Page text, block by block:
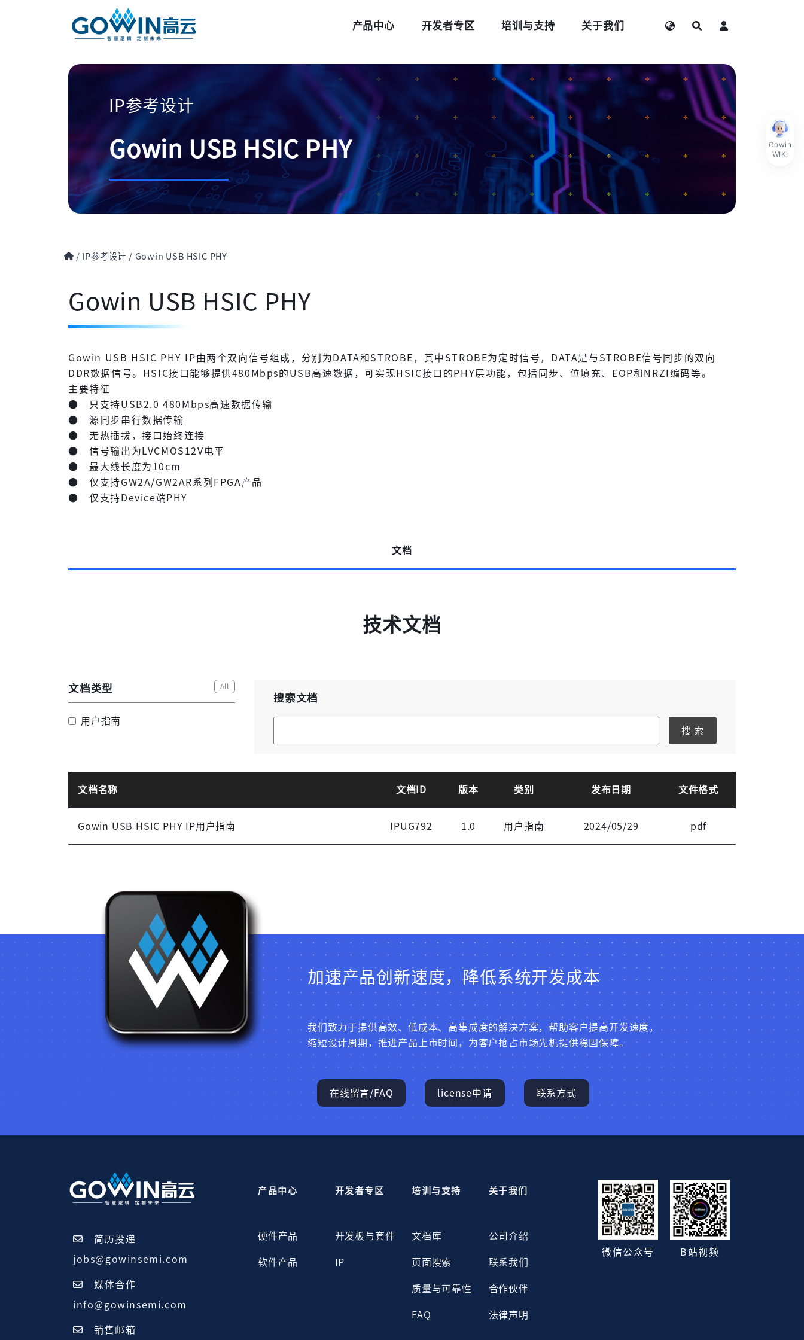
产品中心 开发者专区 培训与支持 关于我们
高云搜索引擎
IP参考设计
Gowin USB HSIC PHY
/ IP参考设计 / Gowin USB HSIC PHY
Gowin USB HSIC PHY
Gowin USB HSIC PHY IP由两个双向信号组成，分别为DATA和STROBE，其中STROBE为定时信号，DATA是与STROBE信号同步的双向
DDR数据信号。HSIC接口能够提供480Mbps的USB高速数据，可实现HSIC接口的PHY层功能，包括同步、位填充、EOP和NRZI编码等。
主要特征
● 只支持USB2.0 480Mbps高速数据传输
● 源同步串行数据传输
● 无热插拔，接口始终连接
● 信号输出为LVCMOS12V电平
● 最大线长度为10cm
● 仅支持GW2A/GW2AR系列FPGA产品
● 仅支持Device端PHY
文档
技术文档
文档类型 All
用户指南
搜索文档
搜 索
文档名称 文档ID 版本 类别 发布日期 文件格式
Gowin USB HSIC PHY IP用户指南 IPUG792 1.0 用户指南 2024/05/29 pdf
加速产品创新速度，降低系统开发成本
我们致力于提供高效、低成本、高集成度的解决方案，帮助客户提高开发速度，
缩短设计周期，推进产品上市时间，为客户抢占市场先机提供稳固保障。
在线留言/FAQ license申请 联系方式
简历投递
jobs@gowinsemi.com
媒体合作
info@gowinsemi.com
销售邮箱
产品中心
硬件产品
软件产品
开发者专区
开发板与套件
IP
培训与支持
文档库
页面搜索
质量与可靠性
FAQ
关于我们
公司介绍
联系我们
合作伙伴
法律声明
微信公众号 B站视频
Gowin
WIKI